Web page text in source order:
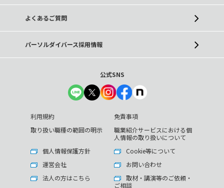
よくあるご質問
パーソルダイバース採用情報
公式SNS
利用規約
免責事項
取り扱い職種の範囲の明示
職業紹介サービスにおける個
人情報の取り扱いについて
個人情報保護方針
Cookie等について
運営会社
お問い合わせ
法人の方はこちら
取材・講演等のご依頼・
ご相談